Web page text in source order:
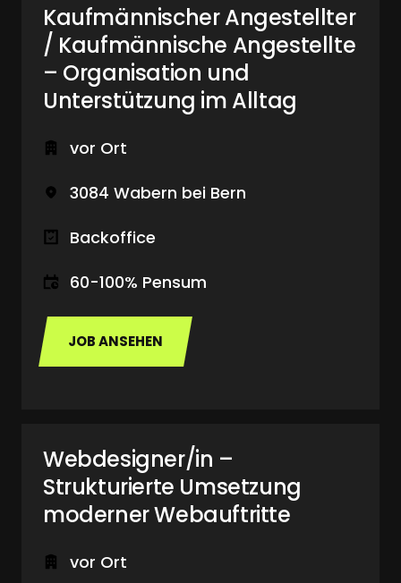
Kaufmännischer Angestellter
/ Kaufmännische Angestellte
– Organisation und
Unterstützung im Alltag
vor Ort
3084 Wabern bei Bern
Backoffice
60-100% Pensum
JOB ANSEHEN
Webdesigner/in –
Strukturierte Umsetzung
moderner Webauftritte
vor Ort